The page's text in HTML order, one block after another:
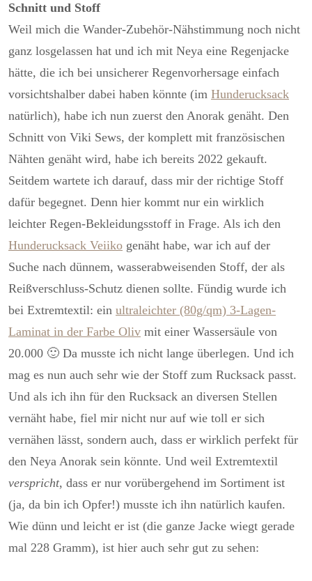
Schnitt und Stoff
Weil mich die Wander-Zubehör-Nähstimmung noch nicht
ganz losgelassen hat und ich mit Neya eine Regenjacke
hätte, die ich bei unsicherer Regenvorhersage einfach
vorsichtshalber dabei haben könnte (im Hunderucksack
natürlich), habe ich nun zuerst den Anorak genäht. Den
Schnitt von Viki Sews, der komplett mit französischen
Nähten genäht wird, habe ich bereits 2022 gekauft.
Seitdem wartete ich darauf, dass mir der richtige Stoff
dafür begegnet. Denn hier kommt nur ein wirklich
leichter Regen-Bekleidungsstoff in Frage. Als ich den
Hunderucksack Veiiko genäht habe, war ich auf der
Suche nach dünnem, wasserabweisenden Stoff, der als
Reißverschluss-Schutz dienen sollte. Fündig wurde ich
bei Extremtextil: ein ultraleichter (80g/qm) 3-Lagen-
Laminat in der Farbe Oliv mit einer Wassersäule von
20.000 🙂 Da musste ich nicht lange überlegen. Und ich
mag es nun auch sehr wie der Stoff zum Rucksack passt.
Und als ich ihn für den Rucksack an diversen Stellen
vernäht habe, fiel mir nicht nur auf wie toll er sich
vernähen lässt, sondern auch, dass er wirklich perfekt für
den Neya Anorak sein könnte. Und weil Extremtextil
verspricht, dass er nur vorübergehend im Sortiment ist
(ja, da bin ich Opfer!) musste ich ihn natürlich kaufen.
Wie dünn und leicht er ist (die ganze Jacke wiegt gerade
mal 228 Gramm), ist hier auch sehr gut zu sehen: